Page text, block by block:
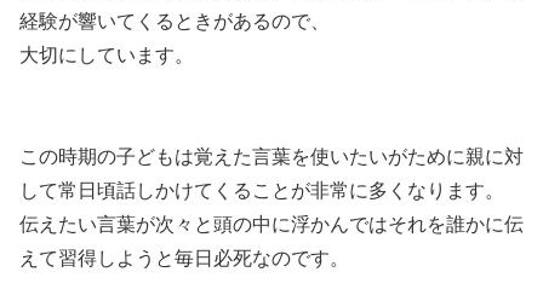
経験が響いてくるときがあるので、
大切にしています。
この時期の子どもは覚えた言葉を使いたいがために親に対
して常日頃話しかけてくることが非常に多くなります。
伝えたい言葉が次々と頭の中に浮かんではそれを誰かに伝
えて習得しようと毎日必死なのです。